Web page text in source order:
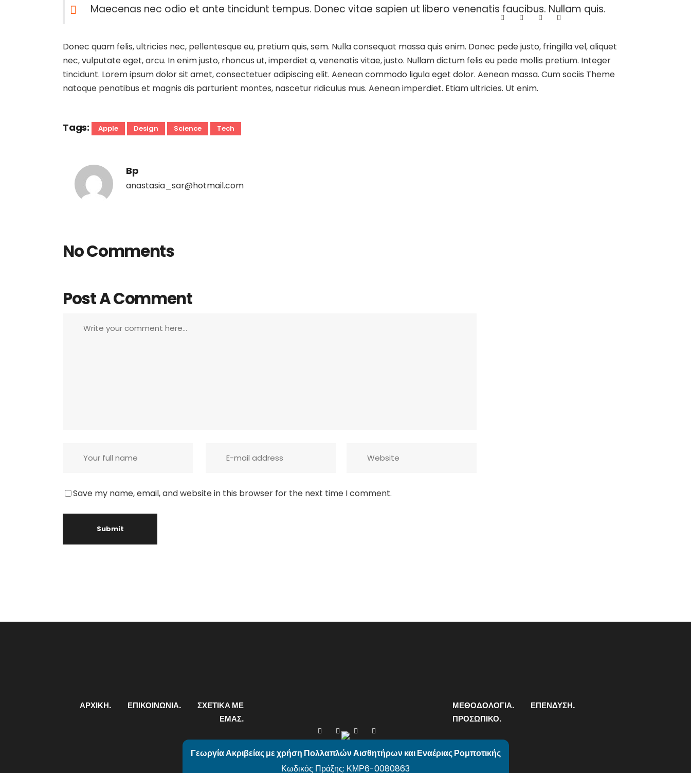
Maecenas nec odio et ante tincidunt tempus. Donec vitae sapien ut libero venenatis faucibus. Nullam quis.
Donec quam felis, ultricies nec, pellentesque eu, pretium quis, sem. Nulla consequat massa quis enim. Donec pede justo, fringilla vel, aliquet
nec, vulputate eget, arcu. In enim justo, rhoncus ut, imperdiet a, venenatis vitae, justo. Nullam dictum felis eu pede mollis pretium. Integer
tincidunt. Lorem ipsum dolor sit amet, consectetuer adipiscing elit. Aenean commodo ligula eget dolor. Aenean massa. Cum sociis Theme
natoque penatibus et magnis dis parturient montes, nascetur ridiculus mus. Aenean imperdiet. Etiam ultricies. Ut enim.
Tags: Apple Design Science Tech
Bp
anastasia_sar@hotmail.com
No Comments
Post A Comment
Save my name, email, and website in this browser for the next time I comment.
ΑΡΧΙΚΗ. ΕΠΙΚΟΙΝΩΝΙΑ.
ΣΧΕΤΙΚΑ ΜΕ
ΕΜΑΣ.
ΜΕΘΟΔΟΛΟΓΙΑ.
ΕΠΕΝΔΥΣΗ.
ΠΡΟΣΩΠΙΚΟ.
Γεωργία Ακριβείας με χρήση Πολλαπλών Αισθητήρων και Εναέριας Ρομποτικής
Κωδικός Πράξης: ΚΜΡ6-0080863